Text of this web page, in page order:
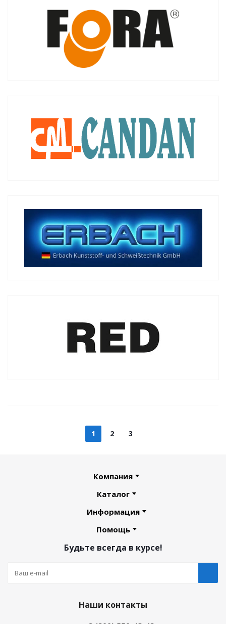
1 2 3
Компания
Каталог
Информация
Помощь
Будьте всегда в курсе!
Наши контакты